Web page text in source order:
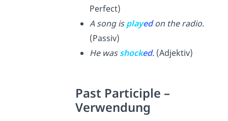
Perfect)
A song isplayedon the radio.
(Passiv)
He wasshocked.(Adjektiv)
Past Participle –
Verwendung